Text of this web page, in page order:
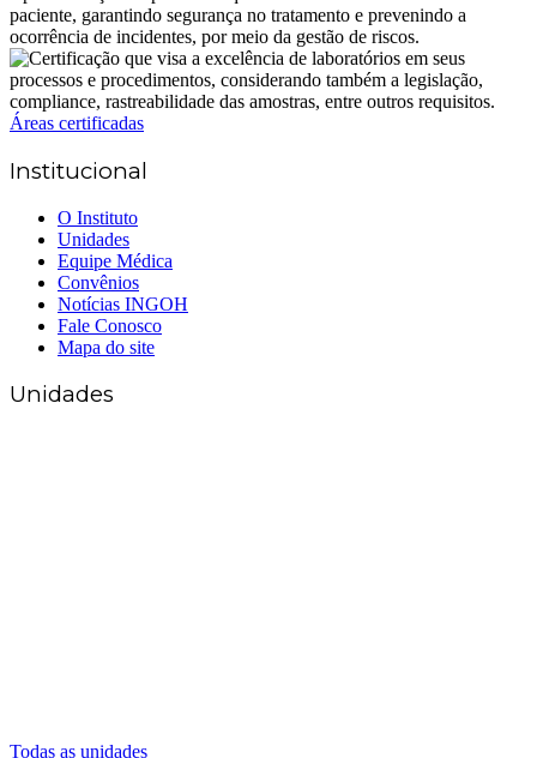
Áreas certificadas
Institucional
O Instituto
Unidades
Equipe Médica
Convênios
Notícias INGOH
Fale Conosco
Mapa do site
Unidades
Todas as unidades